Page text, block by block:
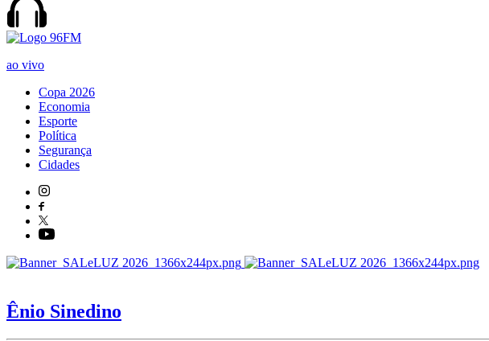
ao vivo
Copa 2026
Economia
Esporte
Política
Segurança
Cidades
Ênio Sinedino